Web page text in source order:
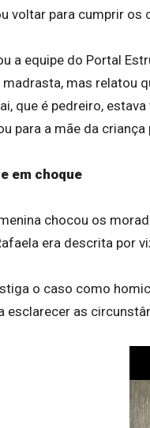
voltar para cumprir
a equipe do Portal
madrasta, mas relatou
que é pedreiro,
para a mãe da
em choque
chocou os
era descrita por
o caso como
esclarecer as